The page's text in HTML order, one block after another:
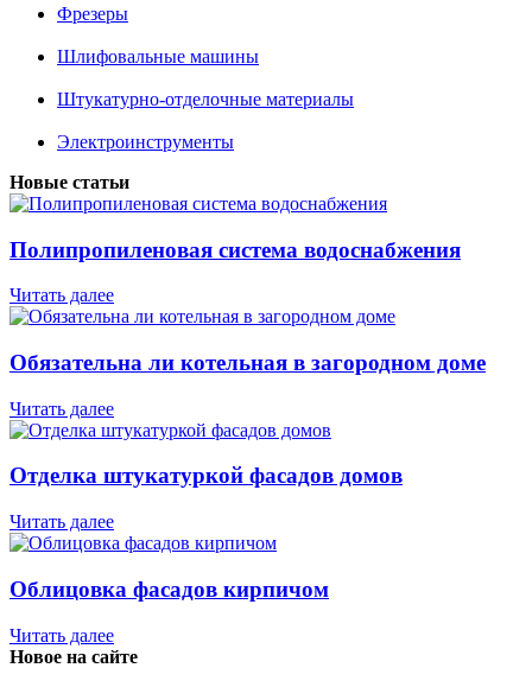
Фрезеры
Шлифовальные машины
Штукатурно-отделочные материалы
Электроинструменты
Новые статьи
Полипропиленовая система водоснабжения
Читать далее
Обязательна ли котельная в загородном доме
Читать далее
Отделка штукатуркой фасадов домов
Читать далее
Облицовка фасадов кирпичом
Читать далее
Новое на сайте